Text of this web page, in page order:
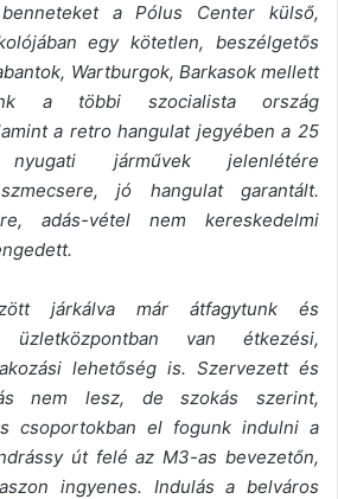
a Pólus Center külső,
egy kötetlen, beszélgetős
Wartburgok, Barkasok mellett
a többi szocialista ország
a retro hangulat jegyében a 25
járművek jelenlétére
jó hangulat garantált.
adás-vétel nem kereskedelmi
járkálva már átfagytunk és
üzletközpontban van étkezési,
lehetőség is. Szervezett és
nem lesz, de szokás szerint,
csoportokban el fogunk indulni a
út felé az M3-as bevezetőn,
ingyenes. Indulás a belváros